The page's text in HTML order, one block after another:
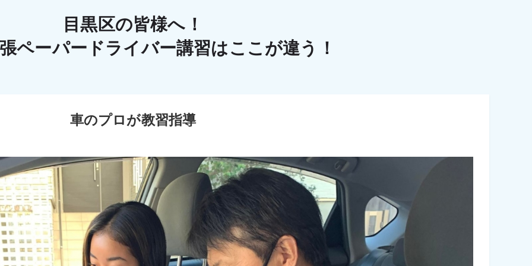
目黒区の皆様へ！
ペーパードライバー講習はここが違う！
車のプロが教習指導